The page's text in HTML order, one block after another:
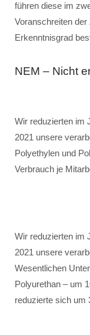
führen diese im
Voranschreiten der
Erkenntnisgrad
NEM – Nicht
Wir reduzierten im
2021 unsere
Polyethylen und
Verbrauch je
Wir reduzierten im
2021 unsere
Wesentlichen
Polyurethan – um
reduzierte sich um